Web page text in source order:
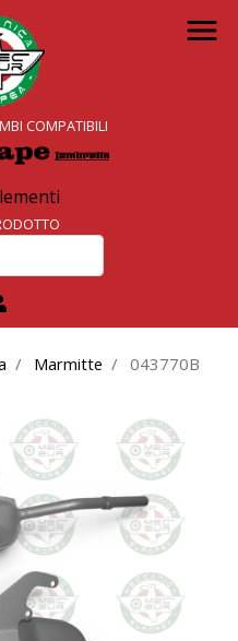
COMPATIBILI
Marmitte 043770B